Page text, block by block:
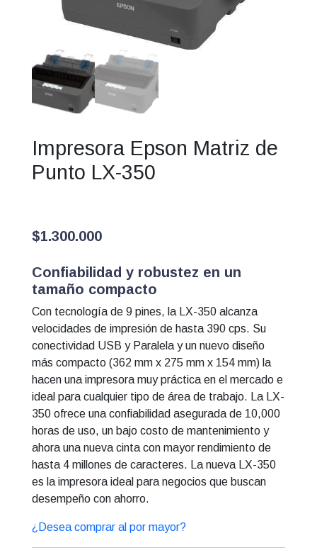
Impresora Epson Matriz de
Punto LX-350
$1.300.000
Confiabilidad y robustez en un
tamaño compacto
Con tecnología de 9 pines, la LX-350 alcanza
velocidades de impresión de hasta 390 cps. Su
conectividad USB y Paralela y un nuevo diseño
más compacto (362 mm x 275 mm x 154 mm) la
hacen una impresora muy práctica en el mercado e
ideal para cualquier tipo de área de trabajo. La LX-
350 ofrece una confiabilidad asegurada de 10,000
horas de uso, un bajo costo de mantenimiento y
ahora una nueva cinta con mayor rendimiento de
hasta 4 millones de caracteres. La nueva LX-350
es la impresora ideal para negocios que buscan
desempeño con ahorro.
¿Desea comprar al por mayor?